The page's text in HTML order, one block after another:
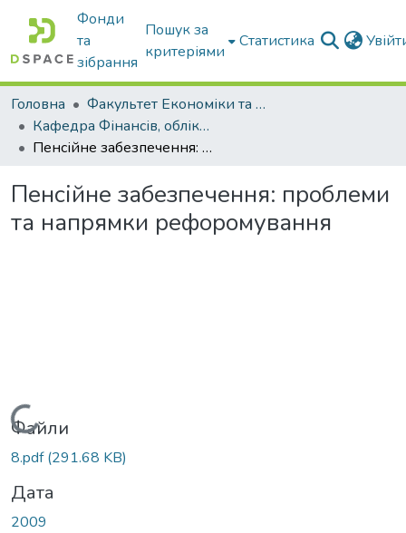
Фонди
та
зібрання
Пошук за
критеріями
Статистика
Головна
Факультет Економіки та бізнесу
Кафедра Фінансів, обліку і оподаткування
Пенсійне забезпечення: проблеми та напрямки рефоромування
Пенсійне забезпечення: проблеми
та напрямки рефоромування
Вантажиться...
Файли
8.pdf(291.68 KB)
Дата
2009